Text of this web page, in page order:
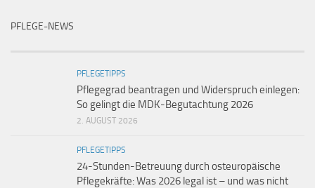
PFLEGE-NEWS
PFLEGETIPPS
Pflegegrad beantragen und Widerspruch einlegen:
So gelingt die MDK-Begutachtung 2026
2. AUGUST 2026
PFLEGETIPPS
24-Stunden-Betreuung durch osteuropäische
Pflegekräfte: Was 2026 legal ist – und was nicht